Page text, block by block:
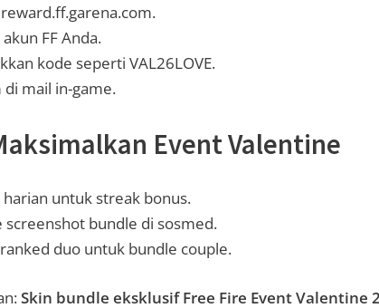
FF Anda.
kode seperti VAL26LOVE.
di mail in-game.
Event Valentine
harian untuk streak bonus.
screenshot bundle di sosmed.
duo untuk bundle couple.
Skin bundle eksklusif Free Fire Event Valentine